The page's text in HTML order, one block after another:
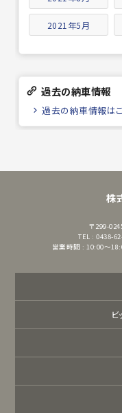
2021年5月
過去の納車情報
過去の納車情報は
株
〒299-
TEL : 0438-
営業時間 : 10:00～
ビ